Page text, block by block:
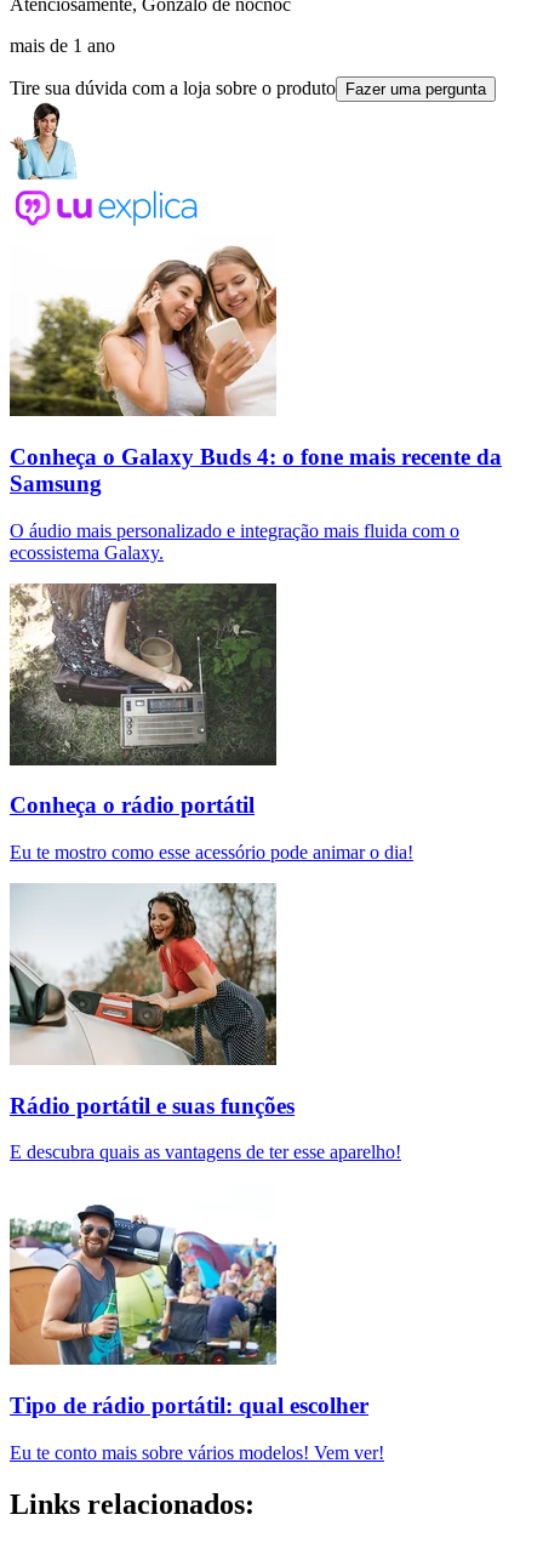
Atenciosamente, Gonzalo de nocnoc
mais de 1 ano
Tire sua dúvida com a loja sobre o produto Fazer uma pergunta
Conheça o Galaxy Buds 4: o fone mais recente da
Samsung
O áudio mais personalizado e integração mais fluida com o
ecossistema Galaxy.
Conheça o rádio portátil
Eu te mostro como esse acessório pode animar o dia!
Rádio portátil e suas funções
E descubra quais as vantagens de ter esse aparelho!
Tipo de rádio portátil: qual escolher
Eu te conto mais sobre vários modelos! Vem ver!
Links relacionados: